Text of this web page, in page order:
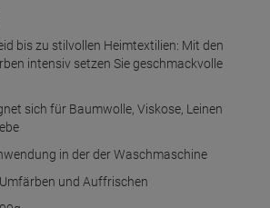
bis zu stilvollen Heimtextilien: Mit den
intensiv setzen Sie geschmackvolle
sich für Baumwolle, Viskose, Leinen
in der der Waschmaschine
und Auffrischen